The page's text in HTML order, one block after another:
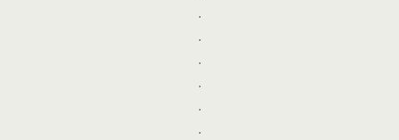
.
.
.
.
.
.